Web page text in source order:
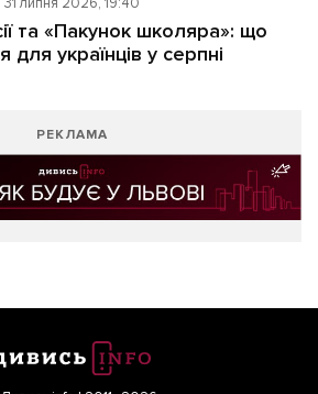
та «Пакунок школяра»: що
для українців у серпні
РЕКЛАМА